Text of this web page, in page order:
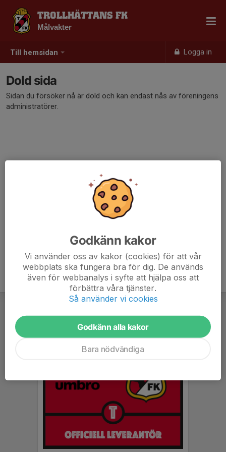
Till hemsidan Logga in
TROLLHÄTTANS FK
Målvakter
Dold sida
Sidan du försöker nå är dold och kan endast nås av föreningens
administratörer.
Godkänn kakor
Vi använder oss av kakor (cookies) för att vår
webbplats ska fungera bra för dig. De används
även för webbanalys i syfte att hjälpa oss att
förbättra våra tjänster.
Så använder vi cookies
Godkänn alla kakor
Bara nödvändiga